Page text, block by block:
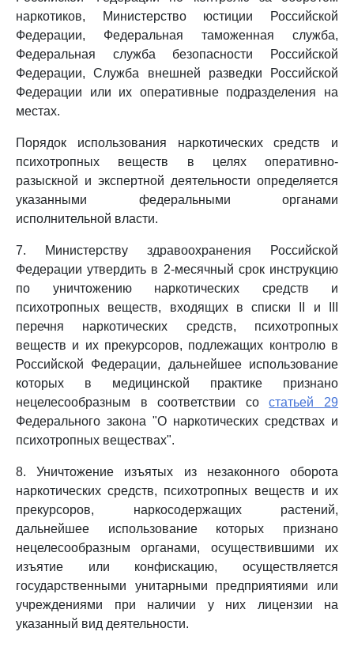
наркотиков, Министерство юстиции Российской
Федерации, Федеральная таможенная служба,
Федеральная служба безопасности Российской
Федерации, Служба внешней разведки Российской
Федерации или их оперативные подразделения на
местах.
Порядок использования наркотических средств и
психотропных веществ в целях оперативно-
разыскной и экспертной деятельности определяется
указанными федеральными органами
исполнительной власти.
7. Министерству здравоохранения Российской
Федерации утвердить в 2-месячный срок инструкцию
по уничтожению наркотических средств и
психотропных веществ, входящих в списки II и III
перечня наркотических средств, психотропных
веществ и их прекурсоров, подлежащих контролю в
Российской Федерации, дальнейшее использование
которых в медицинской практике признано
нецелесообразным в соответствии состатьей 29
Федерального закона "О наркотических средствах и
психотропных веществах".
8. Уничтожение изъятых из незаконного оборота
наркотических средств, психотропных веществ и их
прекурсоров, наркосодержащих растений,
дальнейшее использование которых признано
нецелесообразным органами, осуществившими их
изъятие или конфискацию, осуществляется
государственными унитарными предприятиями или
учреждениями при наличии у них лицензии на
указанный вид деятельности.